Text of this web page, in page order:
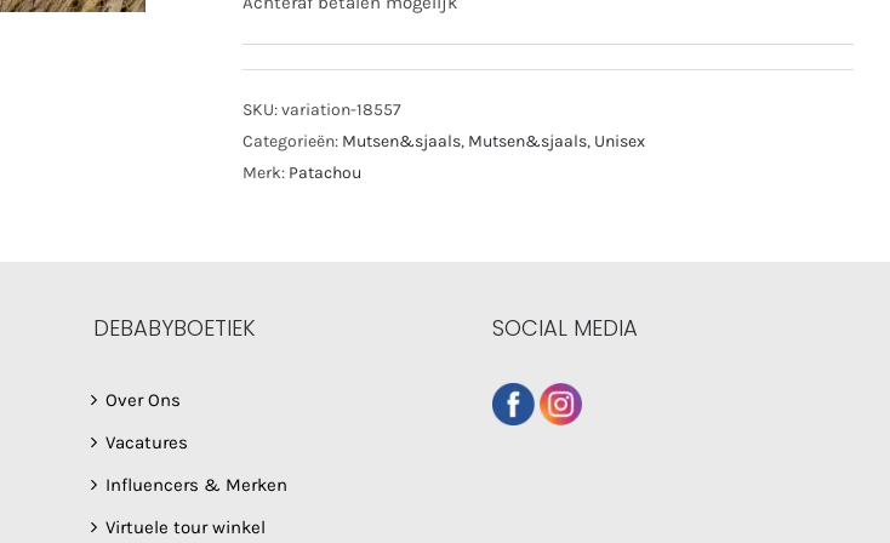
SKU:variation-18557
Categorieën: Mutsen&sjaals, Mutsen&sjaals, Unisex
Merk: Patachou
DEBABYBOETIEK
Over Ons
Vacatures
Influencers & Merken
Virtuele tour winkel
SOCIAL MEDIA